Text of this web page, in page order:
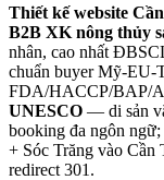
Thiết kế website
B2B XK nông thủy
nhân, cao nhất
chuẩn buyer Mỹ-EU-
FDA/HACCP/BAP/
UNESCO — di sản
booking đa ngôn
+ Sóc Trăng vào Cần
redirect 301.